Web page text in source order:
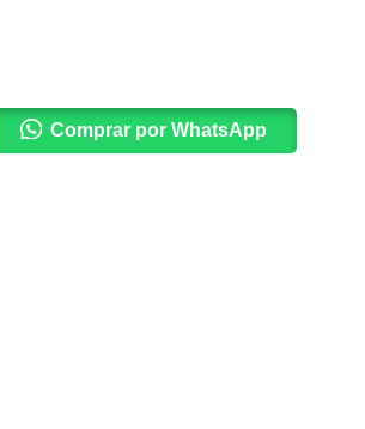
Comprar por WhatsApp